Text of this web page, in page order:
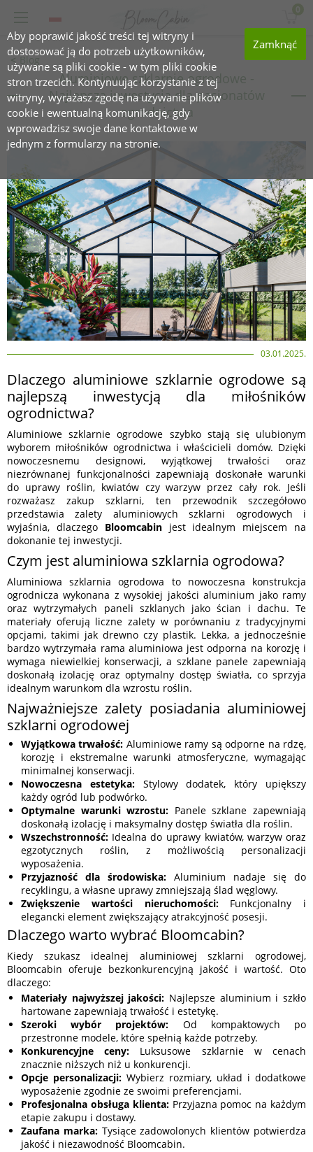
Aby poprawić jakość treści tej witryny i
dostosować ją do potrzeb użytkowników,
używane są pliki cookie - w tym pliki cookie
stron trzecich. Kontynuując korzystanie z tej
witryny, wyrażasz zgodę na używanie plików
cookie i ewentualną komunikację, gdy
wprowadzisz swoje dane kontaktowe w
jednym z formularzy na stronie.
Zamknąć
0
Blog
Aluminiowe szklarnie ogrodowe -
Najlepsza inwestycja dla pasjonatów
ogrodnictwa
03.01.2025.
Dlaczego aluminiowe szklarnie ogrodowe są
najlepszą inwestycją dla miłośników
ogrodnictwa?
Aluminiowe szklarnie ogrodowe szybko stają się ulubionym
wyborem miłośników ogrodnictwa i właścicieli domów. Dzięki
nowoczesnemu designowi, wyjątkowej trwałości oraz
niezrównanej funkcjonalności zapewniają doskonałe warunki
do uprawy roślin, kwiatów czy warzyw przez cały rok. Jeśli
rozważasz zakup szklarni, ten przewodnik szczegółowo
przedstawia zalety aluminiowych szklarni ogrodowych i
wyjaśnia, dlaczego Bloomcabinjest idealnym miejscem na
dokonanie tej inwestycji.
Czym jest aluminiowa szklarnia ogrodowa?
Aluminiowa szklarnia ogrodowa to nowoczesna konstrukcja
ogrodnicza wykonana z wysokiej jakości aluminium jako ramy
oraz wytrzymałych paneli szklanych jako ścian i dachu. Te
materiały oferują liczne zalety w porównaniu z tradycyjnymi
opcjami, takimi jak drewno czy plastik. Lekka, a jednocześnie
bardzo wytrzymała rama aluminiowa jest odporna na korozję i
wymaga niewielkiej konserwacji, a szklane panele zapewniają
doskonałą izolację oraz optymalny dostęp światła, co sprzyja
idealnym warunkom dla wzrostu roślin.
Najważniejsze zalety posiadania aluminiowej
szklarni ogrodowej
Wyjątkowa trwałość: Aluminiowe ramy są odporne na rdzę,
korozję i ekstremalne warunki atmosferyczne, wymagając
minimalnej konserwacji.
Nowoczesna estetyka:Stylowy dodatek, który upiększy
każdy ogród lub podwórko.
Optymalne warunki wzrostu: Panele szklane zapewniają
doskonałą izolację i maksymalny dostęp światła dla roślin.
Wszechstronność: Idealna do uprawy kwiatów, warzyw oraz
egzotycznych roślin, z możliwością personalizacji
wyposażenia.
Przyjazność dla środowiska: Aluminium nadaje się do
recyklingu, a własne uprawy zmniejszają ślad węglowy.
Zwiększenie wartości nieruchomości:Funkcjonalny i
elegancki element zwiększający atrakcyjność posesji.
Dlaczego warto wybrać Bloomcabin?
Kiedy szukasz idealnej aluminiowej szklarni ogrodowej,
Bloomcabin oferuje bezkonkurencyjną jakość i wartość. Oto
dlaczego:
Materiały najwyższej jakości: Najlepsze aluminium i szkło
hartowane zapewniają trwałość i estetykę.
Szeroki wybór projektów: Od kompaktowych po
przestronne modele, które spełnią każde potrzeby.
Konkurencyjne ceny: Luksusowe szklarnie w cenach
znacznie niższych niż u konkurencji.
Opcje personalizacji: Wybierz rozmiary, układ i dodatkowe
wyposażenie zgodnie ze swoimi preferencjami.
Profesjonalna obsługa klienta:Przyjazna pomoc na każdym
etapie zakupu i dostawy.
Zaufana marka:Tysiące zadowolonych klientów potwierdza
jakość i niezawodność Bloomcabin.